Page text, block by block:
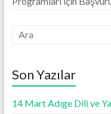
Son Yazılar
14 Mart Adıge Dili ve